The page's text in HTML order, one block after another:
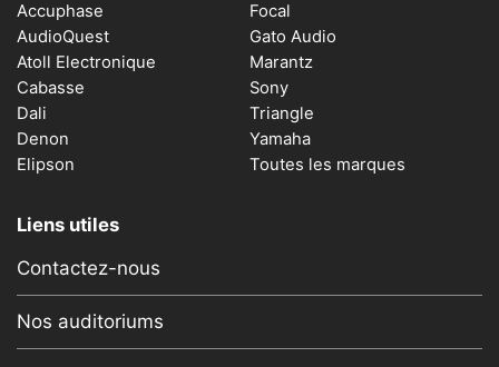
Accuphase
AudioQuest
Atoll Electronique
Cabasse
Dali
Denon
Elipson
Focal
Gato Audio
Marantz
Sony
Triangle
Yamaha
Toutes les marques
Liens utiles
Contactez-nous
Nos auditoriums